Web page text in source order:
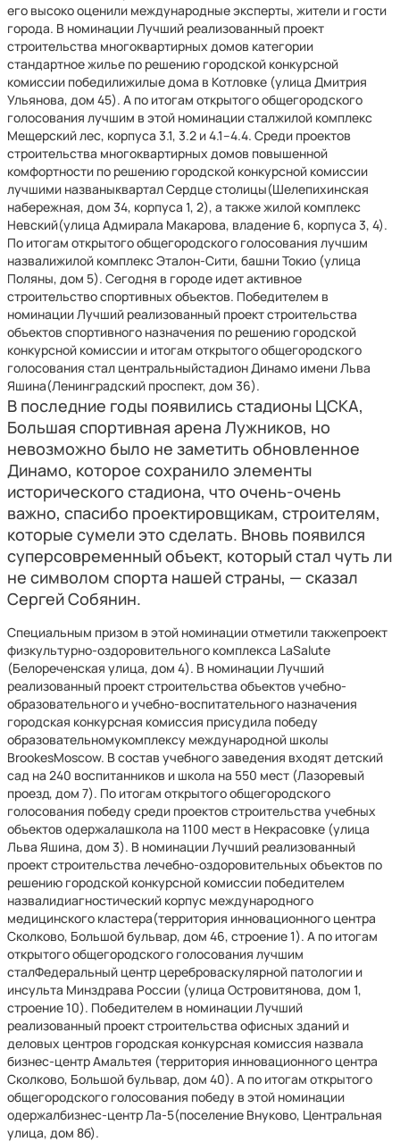
его высоко оценили международные эксперты, жители и гости
города. В номинации Лучший реализованный проект
строительства многоквартирных домов категории
стандартное жилье по решению городской конкурсной
комиссии победилижилые дома в Котловке (улица Дмитрия
Ульянова, дом 45). А по итогам открытого общегородского
голосования лучшим в этой номинации сталжилой комплекс
Мещерский лес, корпуса 3.1, 3.2 и 4.1–4.4. Среди проектов
строительства многоквартирных домов повышенной
комфортности по решению городской конкурсной комиссии
лучшими названыквартал Сердце столицы(Шелепихинская
набережная, дом 34, корпуса 1, 2), а также жилой комплекс
Невский(улица Адмирала Макарова, владение 6, корпуса 3, 4).
По итогам открытого общегородского голосования лучшим
назвалижилой комплекс Эталон-Сити, башни Токио (улица
Поляны, дом 5). Сегодня в городе идет активное
строительство спортивных объектов. Победителем в
номинации Лучший реализованный проект строительства
объектов спортивного назначения по решению городской
конкурсной комиссии и итогам открытого общегородского
голосования стал центральныйстадион Динамо имени Льва
Яшина(Ленинградский проспект, дом 36).
В последние годы появились стадионы ЦСКА,
Большая спортивная арена Лужников, но
невозможно было не заметить обновленное
Динамо, которое сохранило элементы
исторического стадиона, что очень-очень
важно, спасибо проектировщикам, строителям,
которые сумели это сделать. Вновь появился
суперсовременный объект, который стал чуть ли
не символом спорта нашей страны, — сказал
Сергей Собянин.
Специальным призом в этой номинации отметили такжепроект
физкультурно-оздоровительного комплекса LaSalute
(Белореченская улица, дом 4). В номинации Лучший
реализованный проект строительства объектов учебно-
образовательного и учебно-воспитательного назначения
городская конкурсная комиссия присудила победу
образовательномукомплексу международной школы
BrookesMoscow. В состав учебного заведения входят детский
сад на 240 воспитанников и школа на 550 мест (Лазоревый
проезд, дом 7). По итогам открытого общегородского
голосования победу среди проектов строительства учебных
объектов одержалашкола на 1100 мест в Некрасовке (улица
Льва Яшина, дом 3). В номинации Лучший реализованный
проект строительства лечебно-оздоровительных объектов по
решению городской конкурсной комиссии победителем
назвалидиагностический корпус международного
медицинского кластера(территория инновационного центра
Сколково, Большой бульвар, дом 46, строение 1). А по итогам
открытого общегородского голосования лучшим
сталФедеральный центр цереброваскулярной патологии и
инсульта Минздрава России (улица Островитянова, дом 1,
строение 10). Победителем в номинации Лучший
реализованный проект строительства офисных зданий и
деловых центров городская конкурсная комиссия назвала
бизнес-центр Амальтея (территория инновационного центра
Сколково, Большой бульвар, дом 40). А по итогам открытого
общегородского голосования победу в этой номинации
одержалбизнес-центр Ла-5(поселение Внуково, Центральная
улица, дом 8б).